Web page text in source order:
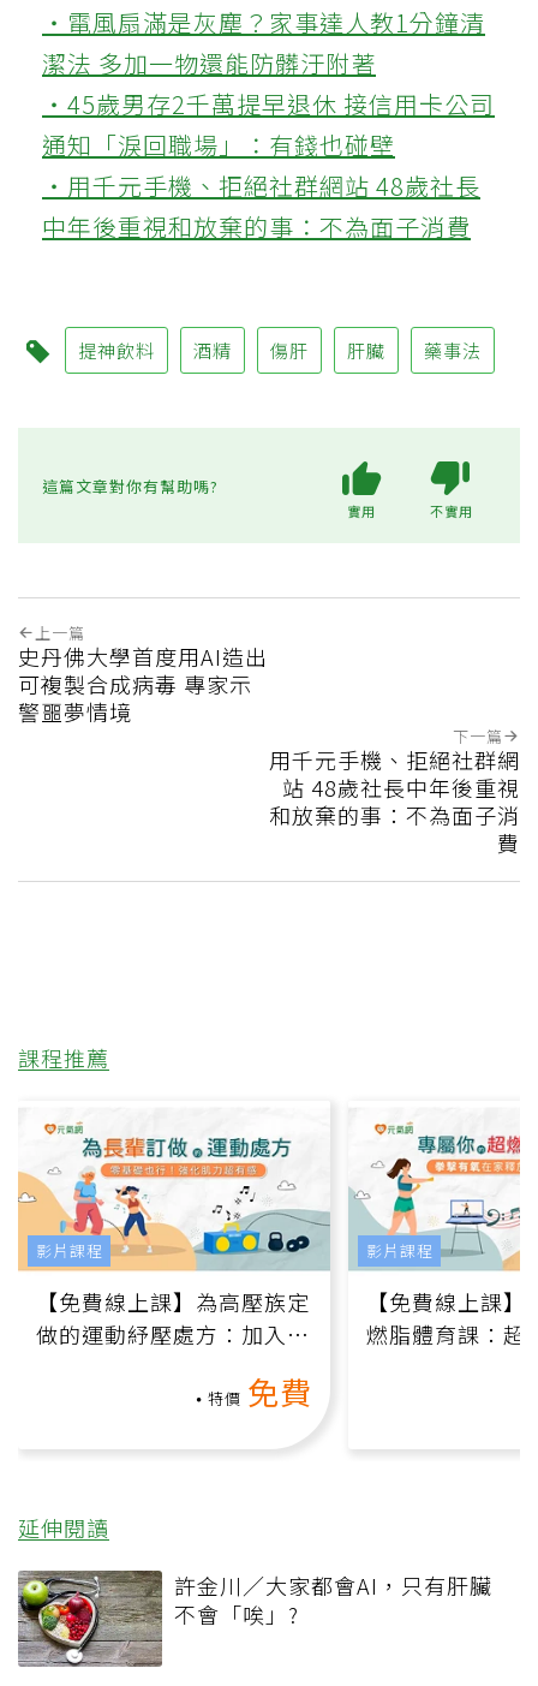
‧電風扇滿是灰塵？家事達人教1分鐘清
潔法 多加一物還能防髒汙附著
‧45歲男存2千萬提早退休 接信用卡公司
通知「淚回職場」：有錢也碰壁
‧用千元手機、拒絕社群網站 48歲社長
中年後重視和放棄的事：不為面子消費
提神飲料 酒精 傷肝 肝臟 藥事法
這篇文章對你有幫助嗎?
實用 不實用
上一篇
史丹佛大學首度用AI造出
可複製合成病毒 專家示
警噩夢情境
下一篇
用千元手機、拒絕社群網
站 48歲社長中年後重視
和放棄的事：不為面子消
費
課程推薦
【免費線上課】為高壓族定
做的運動紓壓處方：加入行
特價 免費
影片課程
【免費線上課
燃脂體育課：超
影片課程
延伸閱讀
許金川／大家都會AI，只有肝臟
不會「唉」?